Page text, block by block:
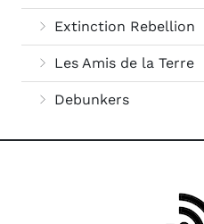
Extinction Rebellion
Les Amis de la Terre
Debunkers